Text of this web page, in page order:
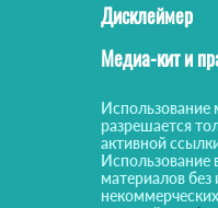
Дисклеймер
Медиа-кит и
Использование
разрешается
активной
Использование
материалов без